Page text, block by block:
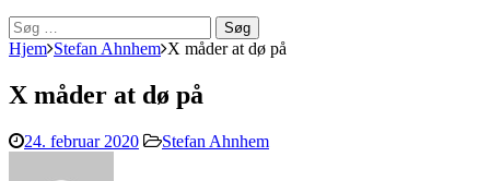
Søg
efter:
Hjem Stefan Ahnhem X måder at dø på
X måder at dø på
24. februar 2020 Stefan Ahnhem